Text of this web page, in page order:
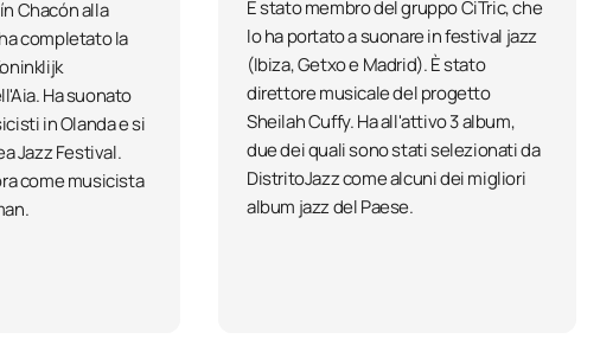
Chacón alla
completato la
Ha suonato
in Olanda e si
Jazz Festival.
come musicista
È stato membro del gruppo CiTric, che
lo ha portato a suonare in festival jazz
(Ibiza, Getxo e Madrid). È stato
direttore musicale del progetto
Sheilah Cuffy. Ha all'attivo 3 album,
due dei quali sono stati selezionati da
DistritoJazz come alcuni dei migliori
album jazz del Paese.